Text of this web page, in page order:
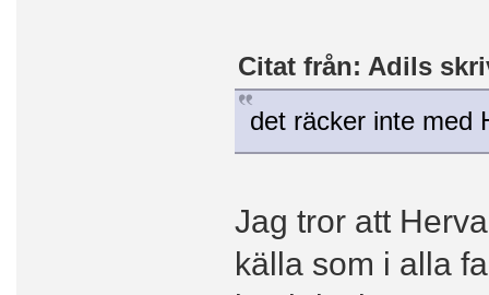
Citat från: Adils
det räcker inte med
Jag tror att
källa som i alla